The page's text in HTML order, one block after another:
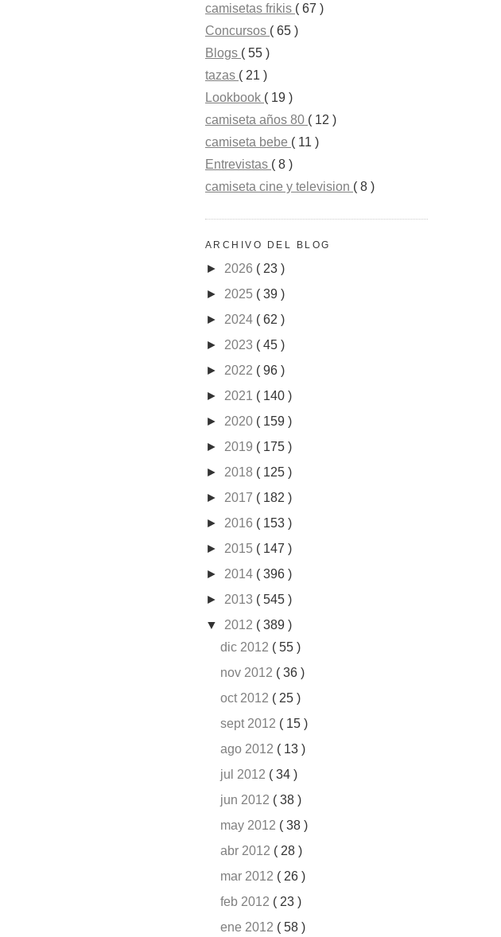
camisetas frikis ( 67 )
Concursos ( 65 )
Blogs ( 55 )
tazas ( 21 )
Lookbook ( 19 )
camiseta años 80 ( 12 )
camiseta bebe ( 11 )
Entrevistas ( 8 )
camiseta cine y television ( 8 )
ARCHIVO DEL BLOG
► 2026 ( 23 )
► 2025 ( 39 )
► 2024 ( 62 )
► 2023 ( 45 )
► 2022 ( 96 )
► 2021 ( 140 )
► 2020 ( 159 )
► 2019 ( 175 )
► 2018 ( 125 )
► 2017 ( 182 )
► 2016 ( 153 )
► 2015 ( 147 )
► 2014 ( 396 )
► 2013 ( 545 )
▼ 2012 ( 389 )
dic 2012 ( 55 )
nov 2012 ( 36 )
oct 2012 ( 25 )
sept 2012 ( 15 )
ago 2012 ( 13 )
jul 2012 ( 34 )
jun 2012 ( 38 )
may 2012 ( 38 )
abr 2012 ( 28 )
mar 2012 ( 26 )
feb 2012 ( 23 )
ene 2012 ( 58 )